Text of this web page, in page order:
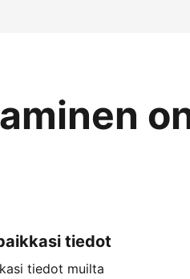
tiedot
tiedot muilta